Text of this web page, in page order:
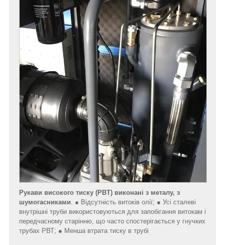
Рукави високого тиску (РВТ) виконані з металу, з
шумогасниками . ● Відсутність витоків олії; ● Усі сталеві
внутрішні труби використовуються для запобігання витокам і
передчасному старінню, що часто спостерігається у гнучких
трубах РВТ; ● Менша втрата тиску в трубі